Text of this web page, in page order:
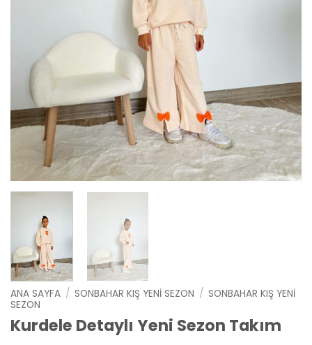
ANA SAYFA / SONBAHAR KIŞ YENI SEZON / SONBAHAR KIŞ YENI
SEZON
Kurdele Detaylı Yeni Sezon Takım